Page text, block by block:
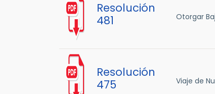
Resolución
481
Otorgar
Resolución
475
Viaje de